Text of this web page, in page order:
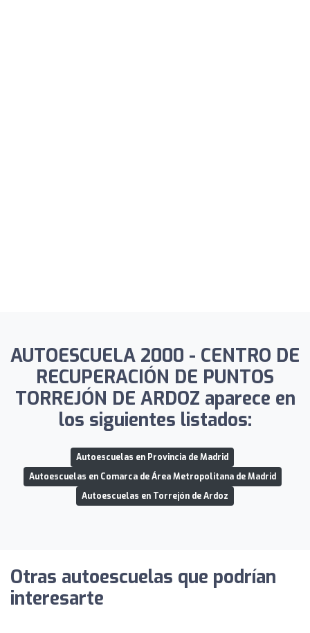
AUTOESCUELA 2000 - CENTRO DE
RECUPERACIÓN DE PUNTOS
TORREJÓN DE ARDOZ aparece en
los siguientes listados:
Autoescuelas en Provincia de Madrid
Autoescuelas en Comarca de Área Metropolitana de Madrid
Autoescuelas en Torrejón de Ardoz
Otras autoescuelas que podrían
interesarte